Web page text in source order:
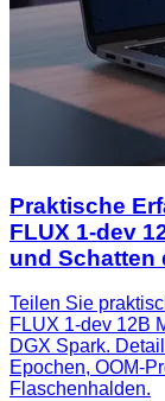
Praktische
FLUX 1-dev
und Schatten
Teilen Sie
FLUX 1-dev 12B
DGX Spark.
Epochen, OOM-
Flaschenhalden.